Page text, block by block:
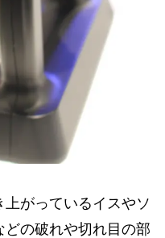
がっているイスやソ
の破れや切れ目の部